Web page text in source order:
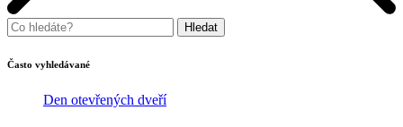
Často vyhledávané
Den otevřených dveří